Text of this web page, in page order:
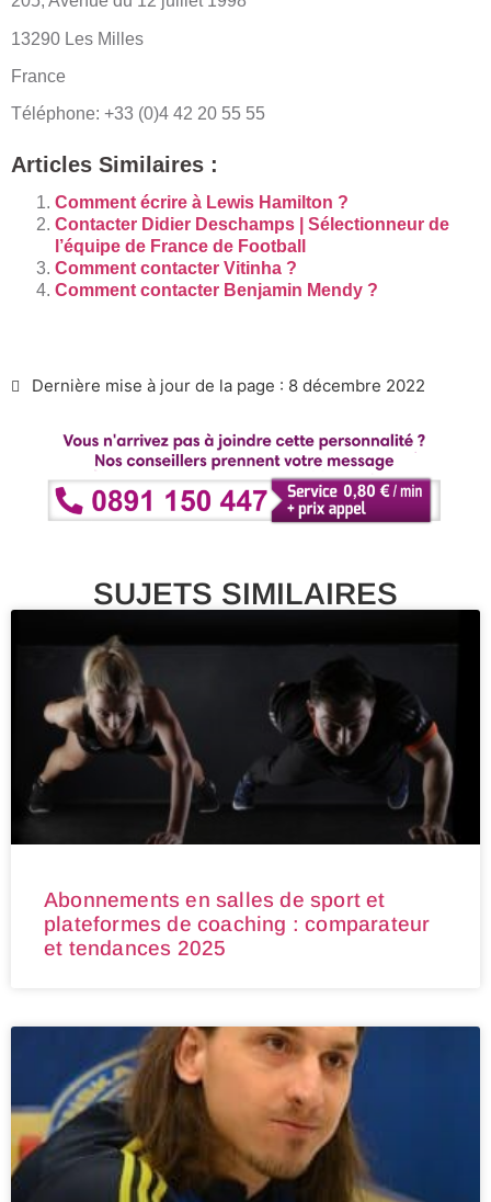
13290 Les Milles
France
Téléphone: +33 (0)4 42 20 55 55
Articles Similaires :
Comment écrire à Lewis Hamilton ?
Contacter Didier Deschamps | Sélectionneur de
l’équipe de France de Football
Comment contacter Vitinha ?
Comment contacter Benjamin Mendy ?
Dernière mise à jour de la page : 8 décembre 2022
SUJETS SIMILAIRES
Abonnements en salles de sport et
plateformes de coaching : comparateur
et tendances 2025